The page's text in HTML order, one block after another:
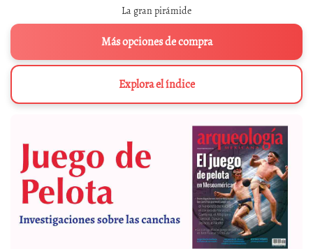
La gran pirámide
Más opciones de compra
Explora el índice